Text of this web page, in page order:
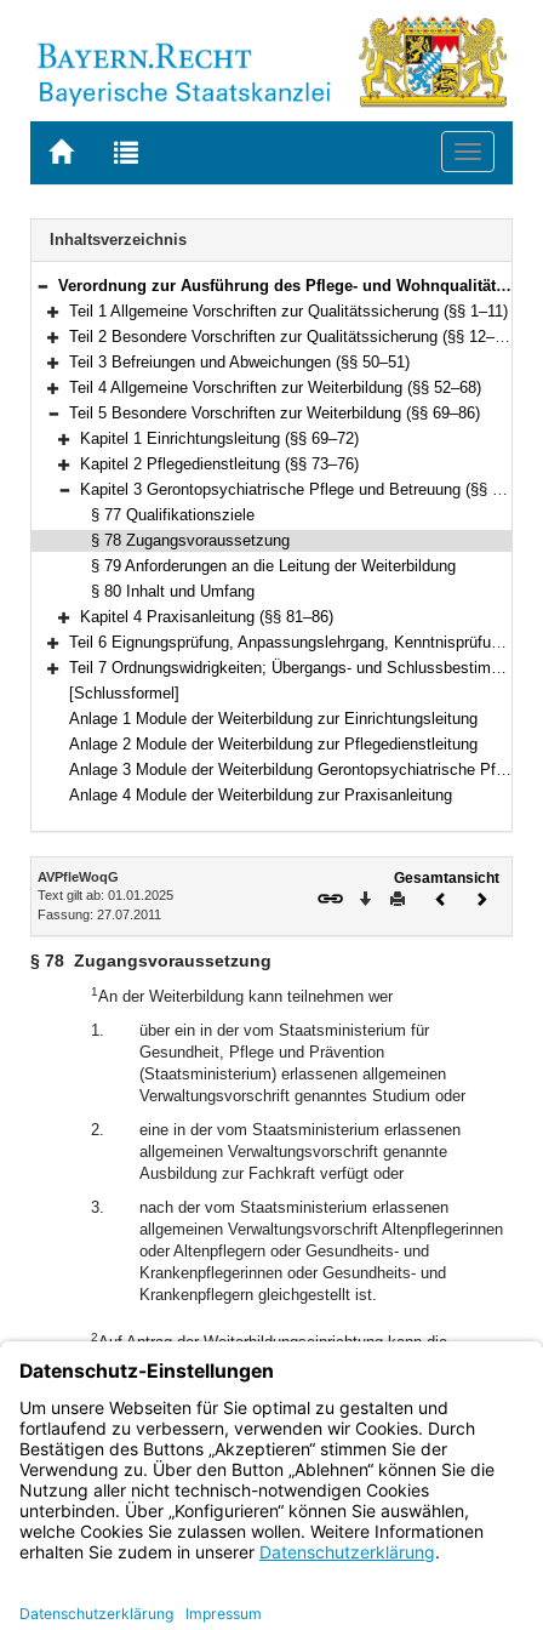
Zur
BAYERN.RECHT
Zur
letzten
Suche
Toggle
Navigation
Inhaltsverzeichnis
Bereich reduzieren
Verordnung zur Ausführung des Pflege- und Wohnqualitätsgesetzes und Weiterbildung in der Pflege und Hebammenkunde (AVPfleWoqG) Vom 27. Juli 2011 (GVBl. S. 346) BayRS 2170-5-1-G (§§ 1–91)
Bereich erweitern
Teil 1 Allgemeine Vorschriften zur Qualitätssicherung (§§ 1–11)
Bereich erweitern
Teil 2 Besondere Vorschriften zur Qualitätssicherung (§§ 12–49)
Bereich erweitern
Teil 3 Befreiungen und Abweichungen (§§ 50–51)
Bereich erweitern
Teil 4 Allgemeine Vorschriften zur Weiterbildung (§§ 52–68)
Bereich reduzieren
Teil 5 Besondere Vorschriften zur Weiterbildung (§§ 69–86)
Bereich erweitern
Kapitel 1 Einrichtungsleitung (§§ 69–72)
Bereich erweitern
Kapitel 2 Pflegedienstleitung (§§ 73–76)
Bereich reduzieren
Kapitel 3 Gerontopsychiatrische Pflege und Betreuung (§§ 77–80)
§ 77 Qualifikationsziele
§ 78 Zugangsvoraussetzung
§ 79 Anforderungen an die Leitung der Weiterbildung
§ 80 Inhalt und Umfang
Bereich erweitern
Kapitel 4 Praxisanleitung (§§ 81–86)
Bereich erweitern
Teil 6 Eignungsprüfung, Anpassungslehrgang, Kenntnisprüfung (§§ 87–88)
Bereich erweitern
Teil 7 Ordnungswidrigkeiten; Übergangs- und Schlussbestimmungen (§§ 89–91)
[Schlussformel]
Anlage 1 Module der Weiterbildung zur Einrichtungsleitung
Anlage 2 Module der Weiterbildung zur Pflegedienstleitung
Anlage 3 Module der Weiterbildung Gerontopsychiatrische Pflege und Betreuung
Anlage 4 Module der Weiterbildung zur Praxisanleitung
Inhalt
AVPfleWoqG
Text gilt ab: 01.01.2025
Fassung: 27.07.2011
Gesamtansicht
Download
DruckenVorheriges
§ 78 Zugangsvoraussetzung
1An der Weiterbildung kann teilnehmen wer
1.
über ein in der vom Staatsministerium für
Gesundheit, Pflege und Prävention
(Staatsministerium) erlassenen allgemeinen
Verwaltungsvorschrift genanntes Studium oder
2.
eine in der vom Staatsministerium erlassenen
allgemeinen Verwaltungsvorschrift genannte
Ausbildung zur Fachkraft verfügt oder
3.
nach der vom Staatsministerium erlassenen
allgemeinen Verwaltungsvorschrift Altenpflegerinnen
oder Altenpflegern oder Gesundheits- und
Krankenpflegerinnen oder Gesundheits- und
Krankenpflegern gleichgestellt ist.
2Auf Antrag der Weiterbildungseinrichtung kann die
zuständige Behörde Personen, die die Anforderungen nach
Satz 1 nicht erfüllen, zur Weiterbildung zulassen, wenn für
diese Personen vergleichbare Qualifikationen nachgewiesen
werden können.
Bayern.de
BayernPortal
Impressum